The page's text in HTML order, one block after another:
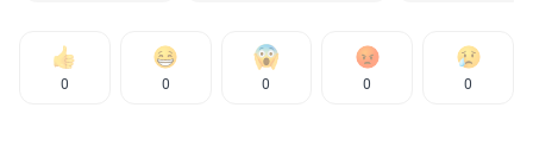
0 0 0 0 0